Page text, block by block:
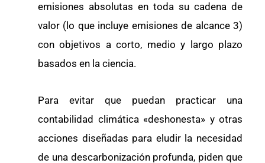
emisiones absolutas en toda su cadena de
valor (lo que incluye emisiones de alcance 3)
con objetivos a corto, medio y largo plazo
basados en la ciencia.
Para evitar que puedan practicar una
contabilidad climática «deshonesta» y otras
acciones diseñadas para eludir la necesidad
de una descarbonización profunda, piden que